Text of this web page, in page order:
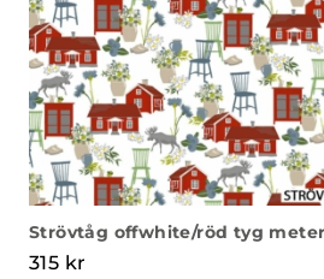
Strövtåg offwhite/röd tyg
315 kr